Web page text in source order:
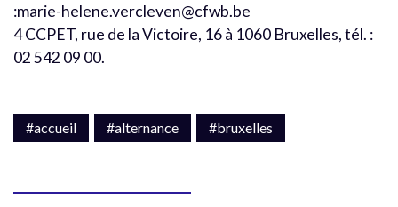
:marie-helene.vercleven@cfwb.be
4 CCPET, rue de la Victoire, 16 à 1060 Bruxelles, tél. :
02 542 09 00.
#accueil #alternance #bruxelles